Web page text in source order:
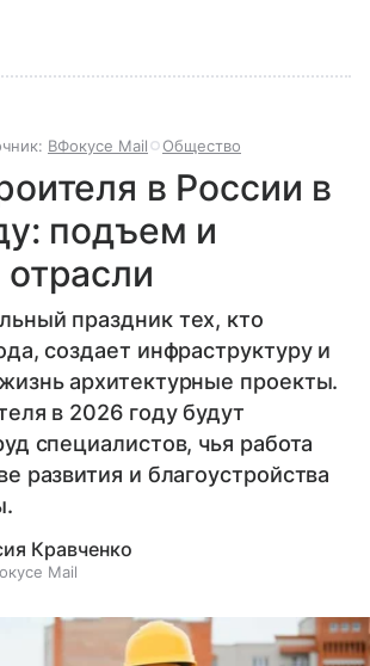
ВФокусе Mail Общество
в России в
подъем и
праздник тех, кто
создает инфраструктуру и
архитектурные проекты.
в 2026 году будут
специалистов, чья работа
развития и благоустройства
Кравченко
Mail